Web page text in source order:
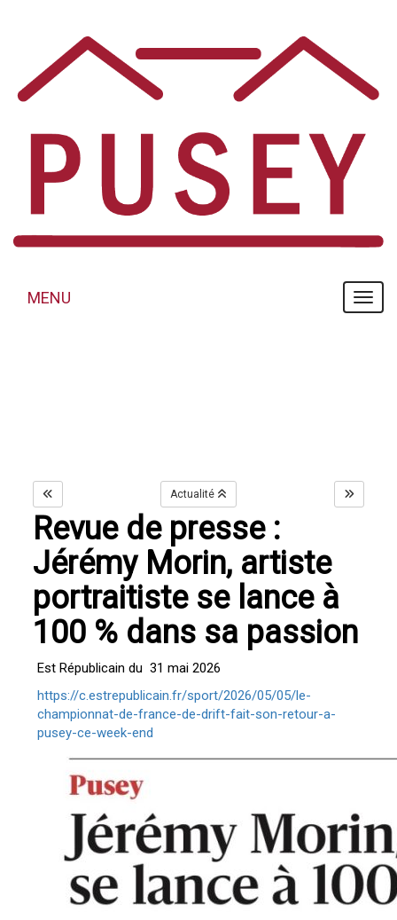
MENU
MENU
Actualité
Revue de presse :
Jérémy Morin, artiste
portraitiste se lance à
100 % dans sa passion
Est Républicain du 31 mai 2026
https://c.estrepublicain.fr/sport/2026/05/05/le-
championnat-de-france-de-drift-fait-son-retour-a-
pusey-ce-week-end